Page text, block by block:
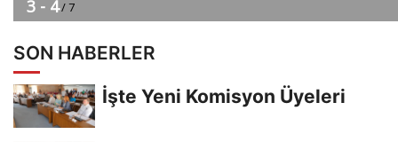
SON HABERLER
İşte Yeni Komisyon Üyeleri